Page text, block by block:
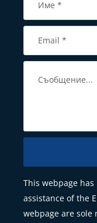
This webpage
assistance of the
webpage are sole